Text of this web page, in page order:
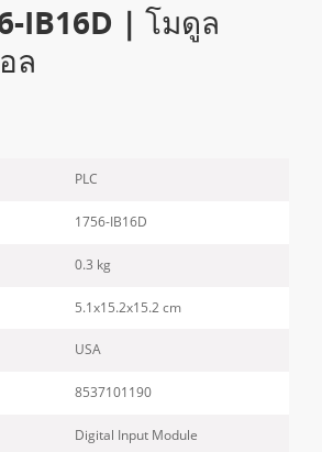
IB16D | โมดูล
ล
PLC
1756-IB16D
0.3 kg
5.1x15.2x15.2 cm
USA
8537101190
Digital Input Module